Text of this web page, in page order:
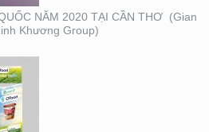
NĂM 2020 TẠI CẦN THƠ (Gian
Khương Group)